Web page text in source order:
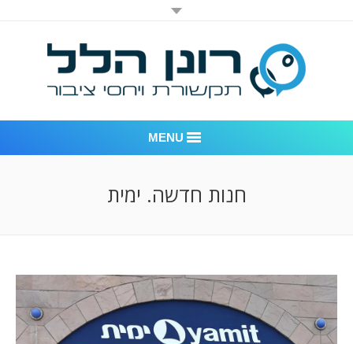
MENU
לקוחות – משרד יחסי ציבור רונן הלל
חדר חדשות
חנות חדשה. ימית